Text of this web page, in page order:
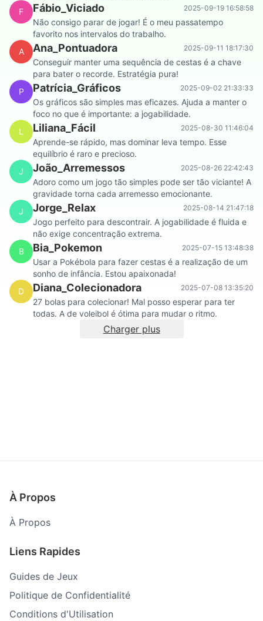
F
Fábio_Viciado 2025-09-19 16:58:58
Não consigo parar de jogar! É o meu passatempo
favorito nos intervalos do trabalho.
A
Ana_Pontuadora 2025-09-11 18:17:30
Conseguir manter uma sequência de cestas é a chave
para bater o recorde. Estratégia pura!
P
Patrícia_Gráficos 2025-09-02 21:33:33
Os gráficos são simples mas eficazes. Ajuda a manter o
foco no que é importante: a jogabilidade.
L
Liliana_Fácil 2025-08-30 11:46:04
Aprende-se rápido, mas dominar leva tempo. Esse
equilíbrio é raro e precioso.
J
João_Arremessos 2025-08-26 22:42:43
Adoro como um jogo tão simples pode ser tão viciante! A
gravidade torna cada arremesso emocionante.
J
Jorge_Relax 2025-08-14 21:47:18
Jogo perfeito para descontrair. A jogabilidade é fluida e
não exige concentração extrema.
B
Bia_Pokemon 2025-07-15 13:48:38
Usar a Pokébola para fazer cestas é a realização de um
sonho de infância. Estou apaixonada!
D
Diana_Colecionadora 2025-07-08 13:35:20
27 bolas para colecionar! Mal posso esperar para ter
todas. A de voleibol é ótima para mudar o ritmo.
Charger plus
À Propos
À Propos
Liens Rapides
Guides de Jeux
Politique de Confidentialité
Conditions d'Utilisation